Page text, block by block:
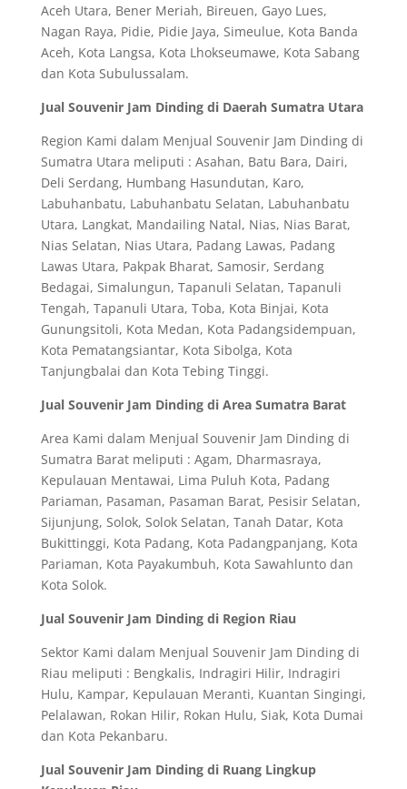
Aceh Utara, Bener Meriah, Bireuen, Gayo Lues,
Nagan Raya, Pidie, Pidie Jaya, Simeulue, Kota Banda
Aceh, Kota Langsa, Kota Lhokseumawe, Kota Sabang
dan Kota Subulussalam.
Jual Souvenir Jam Dinding di Daerah Sumatra Utara
Region Kami dalam Menjual Souvenir Jam Dinding di
Sumatra Utara meliputi : Asahan, Batu Bara, Dairi,
Deli Serdang, Humbang Hasundutan, Karo,
Labuhanbatu, Labuhanbatu Selatan, Labuhanbatu
Utara, Langkat, Mandailing Natal, Nias, Nias Barat,
Nias Selatan, Nias Utara, Padang Lawas, Padang
Lawas Utara, Pakpak Bharat, Samosir, Serdang
Bedagai, Simalungun, Tapanuli Selatan, Tapanuli
Tengah, Tapanuli Utara, Toba, Kota Binjai, Kota
Gunungsitoli, Kota Medan, Kota Padangsidempuan,
Kota Pematangsiantar, Kota Sibolga, Kota
Tanjungbalai dan Kota Tebing Tinggi.
Jual Souvenir Jam Dinding di Area Sumatra Barat
Area Kami dalam Menjual Souvenir Jam Dinding di
Sumatra Barat meliputi : Agam, Dharmasraya,
Kepulauan Mentawai, Lima Puluh Kota, Padang
Pariaman, Pasaman, Pasaman Barat, Pesisir Selatan,
Sijunjung, Solok, Solok Selatan, Tanah Datar, Kota
Bukittinggi, Kota Padang, Kota Padangpanjang, Kota
Pariaman, Kota Payakumbuh, Kota Sawahlunto dan
Kota Solok.
Jual Souvenir Jam Dinding di Region Riau
Sektor Kami dalam Menjual Souvenir Jam Dinding di
Riau meliputi : Bengkalis, Indragiri Hilir, Indragiri
Hulu, Kampar, Kepulauan Meranti, Kuantan Singingi,
Pelalawan, Rokan Hilir, Rokan Hulu, Siak, Kota Dumai
dan Kota Pekanbaru.
Jual Souvenir Jam Dinding di Ruang Lingkup